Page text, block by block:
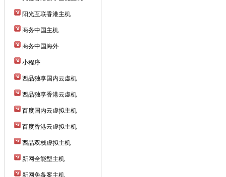
阳光互联香港主机
商务中国主机
商务中国海外
小程序
西品独享国内云虚机
西品独享香港云虚机
百度国内云虚拟主机
百度香港云虚拟主机
西品双栈虚拟主机
新网全能型主机
新网免备案主机